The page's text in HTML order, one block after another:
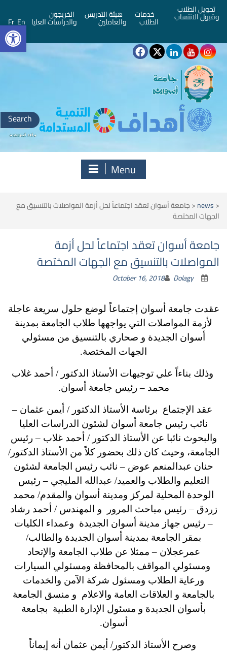
تحويل الطلاب
وقبول الانتساب خدمات
الطلاب
هيئة التدريس
والعاملين
الخريجون
والدراسات العليا En
Fr
Search
for:
Menu
<
news
<جامعة أسوان تعقد اجتماعاً لحل أزمة المواصلات بالتنسيق مع
الجهات المختصة
جامعة أسوان تعقد اجتماعاً لحل أزمة
المواصلات بالتنسيق مع الجهات المختصة
October 16, 2018 Dolagy
عقدت جامعة أسوان إجتماعاً لوضع حلول سريعة عاجلة
لأزمة المواصلات التي يواجهها طلاب الجامعة بمدينة
أسوان الجديدة و صحاري بالتنسيق من مسئولي
الجهات المختصة.
وذلك بناءاً علي توجيهات الأستاذ الدكتور / أحمد غلاب
محمد – رئيس جامعة أسوان.
عقد الإجتماع برئاسة الأستاذ الدكتور / أيمن عثمان –
نائب رئيس جامعة أسوان لشئون الدراسات العليا
والبحوث نائبا عن الأستاذ الدكتور / أحمد غلاب – رئيس
الجامعة، وحيث كان ذلك بحضور كلاً من الأستاذ الدكتور/
حنان عبدالمنعم عوض – نائب رئيس الجامعة لشئون
التعليم والطلاب والعميد/ عبدالله المليجي – رئيس
الوحدة المحلية لمركز ومدينة أسوان والمقدم/ محمد
زردق – رئيس مباحث المرور و المهندس / أحمد رشاد
– رئيس جهاز مدينة أسوان الجديدة وعمداء الكليات
بمقر الجامعة بمدينة أسوان الجديدة والطالب/
عمرعجلان – ممثلا عن طلاب الجامعة والإتحاد
ومسئولي المواقف بالمحافظة ومسئولي السيارات
ورعاية الطلاب ومسئول شركة الآمن والخدمات
بالجامعة و العلاقات العامة والاعلام و منسق الجامعة
بأسوان الجديدة و مسئول الإدارة الطبية بجامعة
أسوان.
وصرح الأستاذ الدكتور/ أيمن عثمان أنه إيماناً